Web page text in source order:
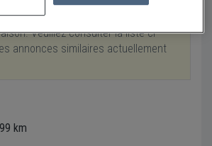
a été retirée suite à une vente ou
Veuillez consulter la liste ci-
annonces similaires actuellement
km